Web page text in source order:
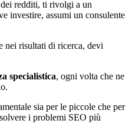
redditi, ti rivolgi a un
investire, assumi un consulente
nei risultati di ricerca, devi
specialistica, ogni volta che ne
sia per le piccole che per
i problemi SEO più